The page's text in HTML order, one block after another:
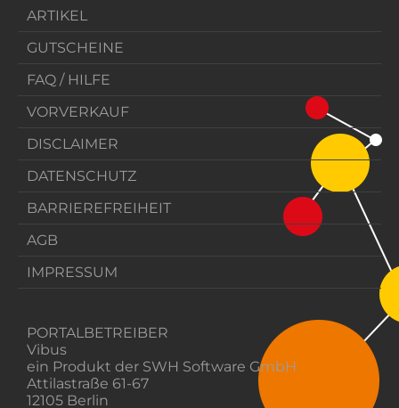
ARTIKEL
GUTSCHEINE
FAQ / HILFE
VORVERKAUF
DISCLAIMER
DATENSCHUTZ
BARRIEREFREIHEIT
AGB
IMPRESSUM
PORTALBETREIBER
Vibus
ein Produkt der SWH Software GmbH
Attilastraße 61-67
12105 Berlin